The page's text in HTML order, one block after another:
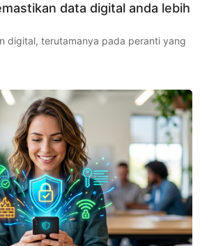
data digital anda lebih
digital, terutamanya pada peranti yang